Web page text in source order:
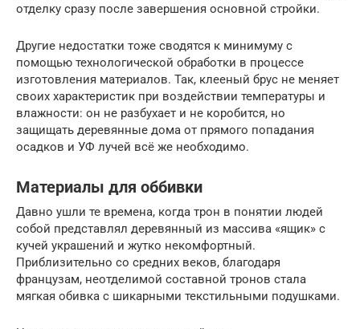
отделку сразу после завершения основной стройки.
Другие недостатки тоже сводятся к минимуму с
помощью технологической обработки в процессе
изготовления материалов. Так, клееный брус не меняет
своих характеристик при воздействии температуры и
влажности: он не разбухает и не коробится, но
защищать деревянные дома от прямого попадания
осадков и УФ лучей всё же необходимо.
Материалы для оббивки
Давно ушли те времена, когда трон в понятии людей
собой представлял деревянный из массива «ящик» с
кучей украшений и жутко некомфортный.
Приблизительно со средних веков, благодаря
французам, неотделимой составной тронов стала
мягкая обивка с шикарными текстильными подушками.